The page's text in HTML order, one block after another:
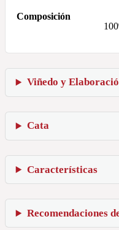
Composición
Viñedo y
Cata
Características
Recomendaciones